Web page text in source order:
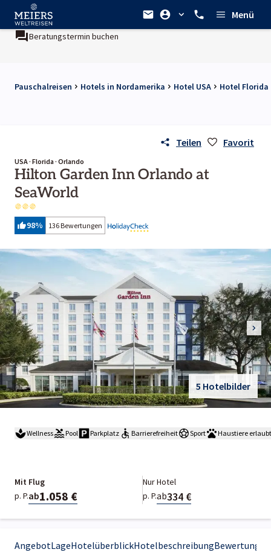
Menü
Beratungstermin buchen
Pauschalreisen Hotels in Nordamerika Hotel USA Hotel Florida
Teilen Favorit
USA · Florida · Orlando
Hilton Garden Inn Orlando at
SeaWorld
98% 136 Bewertungen
5 Hotelbilder
Wellness Pool Parkplatz Barrierefreiheit Sport Haustiere erlaubt
Mit Flug
p. P.ab1.058 €
Nur Hotel
p. P.ab334 €
AngebotLageHotelüberblickHotelbeschreibungBewertungen